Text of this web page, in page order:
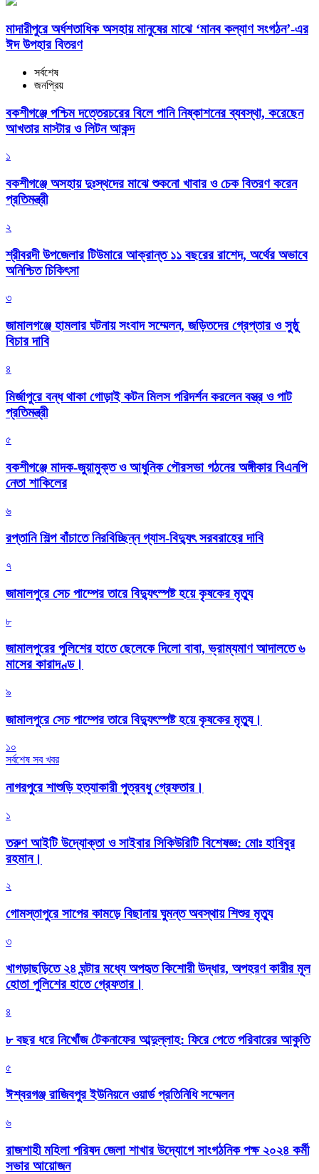
মাদারীপুরে অর্ধশতাধিক অসহায় মানুষের মাঝে ‘মানব কল্যাণ সংগঠন’-এর
ঈদ উপহার বিতরণ
সর্বশেষ
জনপ্রিয়
বকশীগঞ্জে পশ্চিম দত্তেরচরের বিলে পানি নিষ্কাশনের ব্যবস্থা, করেছেন
আখতার মাস্টার ও লিটন আকন্দ
১
বকশীগঞ্জে অসহায় দুঃস্থদের মাঝে শুকনো খাবার ও চেক বিতরণ করেন
প্রতিমন্ত্রী
২
শ্রীবরদী উপজেলার টিউমারে আক্রান্ত ১১ বছরের রাশেদ, অর্থের অভাবে
অনিশ্চিত চিকিৎসা
৩
জামালগঞ্জে হামলার ঘটনায় সংবাদ সম্মেলন, জড়িতদের গ্রেপ্তার ও সুষ্ঠু
বিচার দাবি
৪
মির্জাপুরে বন্ধ থাকা গোড়াই কটন মিলস পরিদর্শন করলেন বস্ত্র ও পাট
প্রতিমন্ত্রী
৫
বকশীগঞ্জে মাদক-জুয়ামুক্ত ও আধুনিক পৌরসভা গঠনের অঙ্গীকার বিএনপি
নেতা শাকিলের
৬
রপ্তানি শিল্প বাঁচাতে নিরবিচ্ছিন্ন গ্যাস-বিদ্যুৎ সরবরাহের দাবি
৭
জামালপুরে সেচ পাম্পের তারে বিদ্যুৎস্পষ্ট হয়ে কৃষকের মৃত্যু
৮
জামালপুরের পুলিশের হাতে ছেলেকে দিলো বাবা, ভ্রাম্যমাণ আদালতে ৬
মাসের কারাদণ্ড।
৯
জামালপুরে সেচ পাম্পের তারে বিদ্যুৎস্পষ্ট হয়ে কৃষকের মৃত্যু।
১০
সর্বশেষ সব খবর
নাগরপুরে শাশুড়ি হত্যাকারী পুত্রবধু গ্রেফতার।
১
তরুণ আইটি উদ্যোক্তা ও সাইবার সিকিউরিটি বিশেষজ্ঞ: মোঃ হাবিবুর
রহমান।
২
গোমস্তাপুরে সাপের কামড়ে বিছানায় ঘুমন্ত অবস্থায় শিশুর মৃত্যু
৩
খাগড়াছড়িতে ২৪ ঘন্টার মধ্যে অপহৃত কিশোরী উদ্ধার, অপহরণ কারীর মূল
হোতা পুলিশের হাতে গ্রেফতার।
৪
৮ বছর ধরে নিখোঁজ টেকনাফের আব্দুল্লাহ: ফিরে পেতে পরিবারের আকুতি
৫
ঈশ্বরগঞ্জ রাজিবপুর ইউনিয়নে ওয়ার্ড প্রতিনিধি সম্মেলন
৬
রাজশাহী মহিলা পরিষদ জেলা শাখার উদ্যোগে সাংগঠনিক পক্ষ ২০২৪ কর্মী
সভার আয়োজন